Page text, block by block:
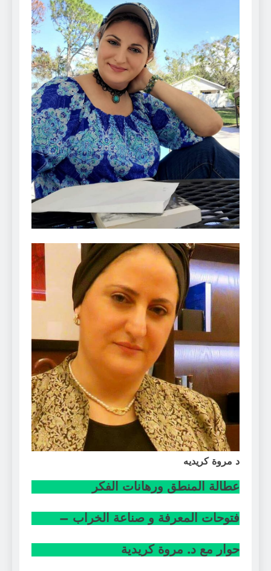
د مروة كريديه
عطالة المنطق ورهانات الفكر
فتوحات المعرفة و صناعة الخراب –
حوار مع د. مروة كريدية